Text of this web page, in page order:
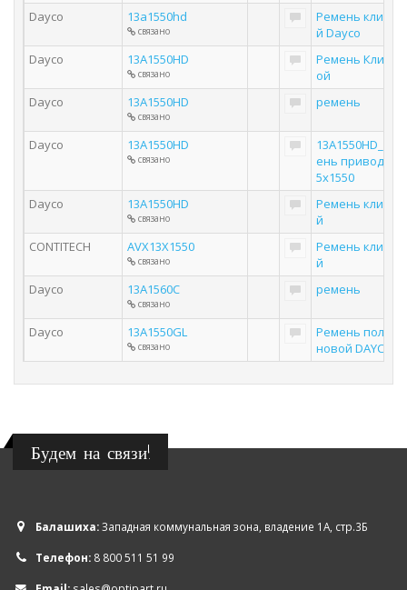
Dayco
13a1550hd
связано
Ремень
й Dayco
Dayco
13A1550HD
связано
Ремень Клинов
ой
Dayco
13A1550HD
связано
ремень
Dayco 13A1550HD
связано
13A1550HD_рем
ень привода
5х1550
Dayco
13A1550HD
связано
Ремень
й
CONTITECH
AVX13X1550
связано
Ремень
й
Dayco
13A1560C
связано
ремень
Dayco 13A1550GL
связано
Ремень
новой DAYCO
Будем на связи!
Балашиха:Западная коммунальная зона, владение 1А, стр.3Б
Телефон: 8 800 511 51 99